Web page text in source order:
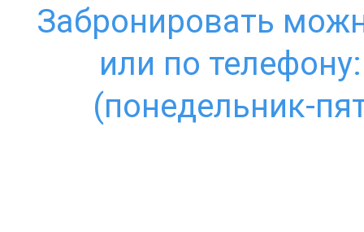
Забронировать
или по
(понедельник-